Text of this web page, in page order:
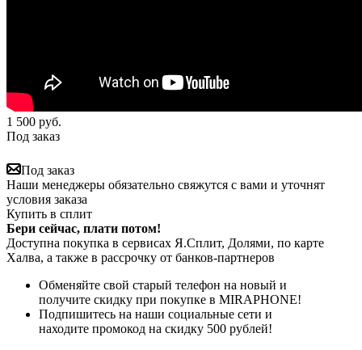
1 500 руб.
Под заказ
Под заказ
Наши менеджеры обязательно свяжутся с вами и уточнят
условия заказа
Купить в сплит
Бери сейчас, плати потом!
Доступна покупка в сервисах Я.Сплит, Долями, по карте
Халва, а также в рассрочку от банков-партнеров
Обменяйте свой старый телефон на новый и
получите скидку при покупке в MIRAPHONE!
Подпишитесь на наши социальные сети и
находите промокод на скидку 500 рублей!